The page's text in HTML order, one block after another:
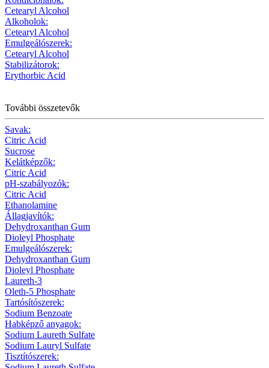
Cetearyl Alcohol
Alkoholok:
Cetearyl Alcohol
Emulgeálószerek:
Cetearyl Alcohol
Stabilizátorok:
Erythorbic Acid
További összetevők
Savak:
Citric Acid
Sucrose
Kelátképzők:
Citric Acid
pH-szabályozók:
Citric Acid
Ethanolamine
Állagjavítók:
Dehydroxanthan Gum
Dioleyl Phosphate
Emulgeálószerek:
Dehydroxanthan Gum
Dioleyl Phosphate
Laureth-3
Oleth-5 Phosphate
Tartósítószerek:
Sodium Benzoate
Habképző anyagok:
Sodium Laureth Sulfate
Sodium Lauryl Sulfate
Tisztítószerek: